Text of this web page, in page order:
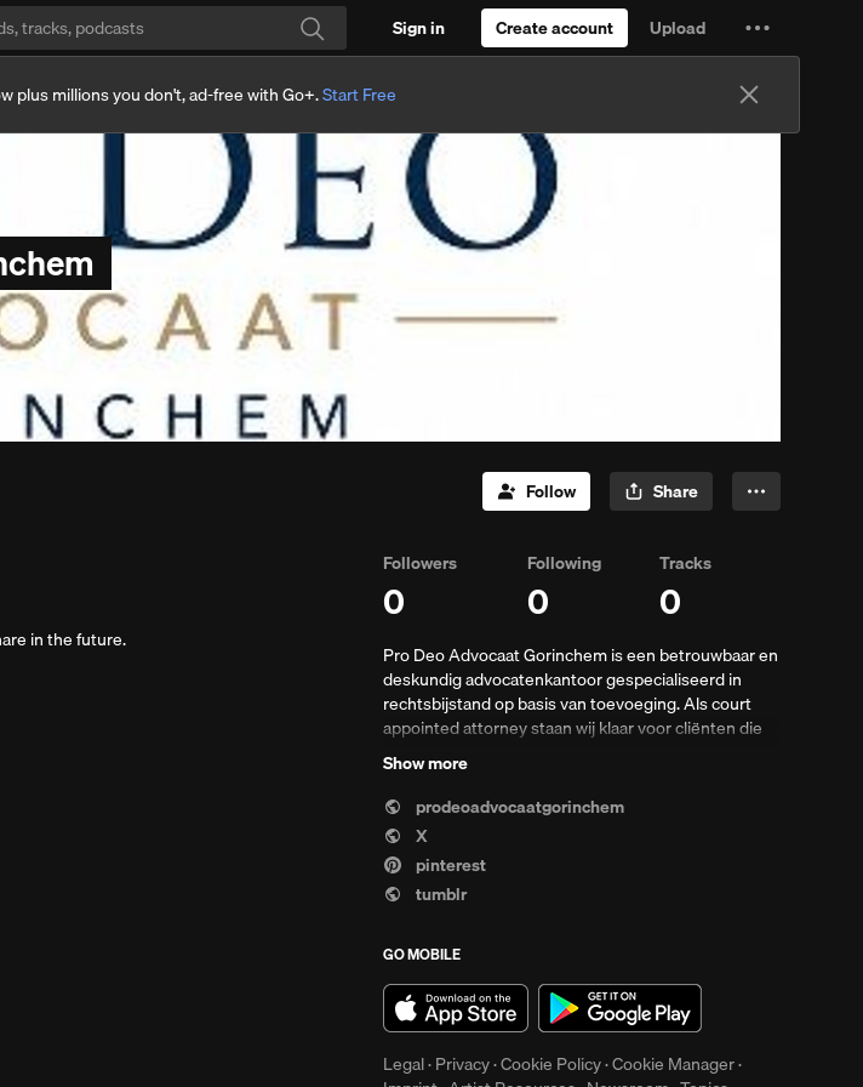
Search
Sign in Create account
Upload
Settings
more
plus millions you don't, ad-free with Go+.Start Free
Follow Share More
in the future.
Followers
0
Following
0
Tracks
0
Pro Deo Advocaat Gorinchem is een betrouwbaar en
deskundig advocatenkantoor gespecialiseerd in
rechtsbijstand op basis van toevoeging. Als court
appointed attorney staan wij klaar voor cliënten die
recht hebben op gesubsidieerde juridische hulp. Wij
bieden professionele ondersteuning in diverse
rechtsgebieden, met persoonlijke aandacht en
duidelijke communicatie. Onze missie is om iedereen
toegang te geven tot eerlijke en kwalitatieve
rechtshulp, ongeacht financiële situatie. Met
ervaring, betrokkenheid en integriteit begeleiden wij
Advocaat Gorinchem staat voor vertrouwen,
zaak.
Show more
prodeoadvocaatgorinchem
X
pinterest
tumblr
GO MOBILE
Legal·Privacy·Cookie Policy·Cookie Manager·